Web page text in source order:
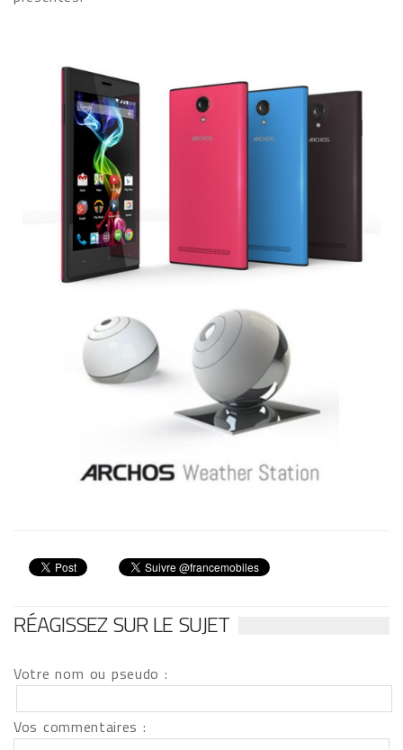
RÉAGISSEZ SUR LE SUJET
Votre nom ou pseudo :
Vos commentaires :